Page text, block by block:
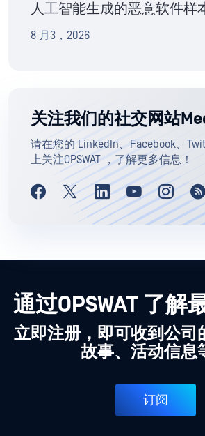
人工智能生成的恶意软件样
8 月3，2026
关注我们的社交网站
请在您的 LinkedIn、Facebook、
上关注OPSWAT ，了解更多信息！
通过OPSWAT 了解
立即注册，即可收到公司
故事、活动信息
订阅